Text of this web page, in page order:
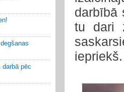
darbā pēc
darbībā
tu dari
iepriekš.